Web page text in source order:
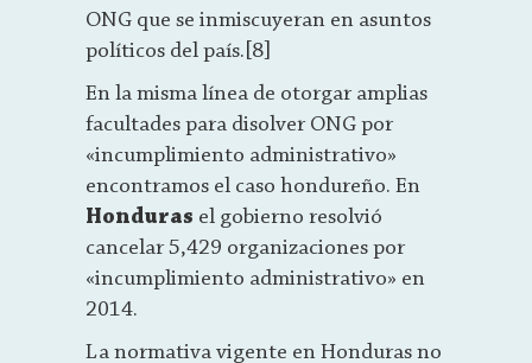
ONG que se inmiscuyeran en asuntos
políticos del país.[8]
En la misma línea de otorgar amplias
facultades para disolver ONG por
«incumplimiento administrativo»
encontramos el caso hondureño. En
Honduras el gobierno resolvió
cancelar 5,429 organizaciones por
«incumplimiento administrativo» en
2014.
La normativa vigente en Honduras no